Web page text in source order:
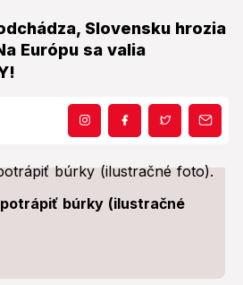
Slovensku hrozia
Európu sa valia
búrky (ilustračné